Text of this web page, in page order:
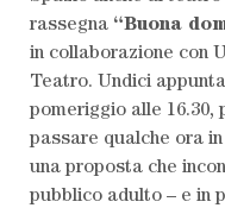
rassegna “Buona
in collaborazione con
Teatro. Undici
pomeriggio alle 16.30,
passare qualche ora
una proposta che
pubblico adulto – e in